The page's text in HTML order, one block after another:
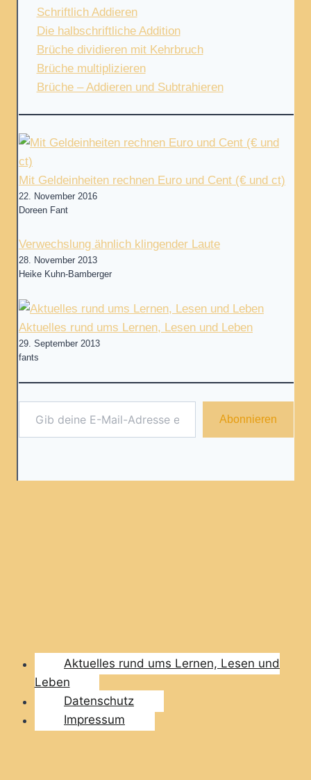
Schriftlich Addieren
Die halbschriftliche Addition
Brüche dividieren mit Kehrbruch
Brüche multiplizieren
Brüche – Addieren und Subtrahieren
Mit Geldeinheiten rechnen Euro und Cent (€ und ct)
22. November 2016
Doreen Fant
Verwechslung ähnlich klingender Laute
28. November 2013
Heike Kuhn-Bamberger
Aktuelles rund ums Lernen, Lesen und Leben
29. September 2013
fants
Gib deine E-Mail-Adresse ein ...
Abonnieren
Aktuelles rund ums Lernen, Lesen und
Leben
Datenschutz
Impressum